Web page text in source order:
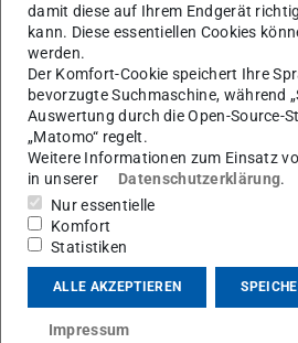
AG R. Roth
Kontakt
tobias.gesser@tu-...
damit diese auf Ihrem Endgerät
kann. Diese essentiellen Cookies
werden.
Der Komfort-Cookie speichert Ihre
bevorzugte Suchmaschine, während
Auswertung durch die Open-Source-
„Matomo“ regelt.
Weitere Informationen zum Einsatz
in unserer
Datenschutzerklärung.
Nur essentielle
Komfort
Statistiken
ALLE AKZEPTIEREN
Impressum